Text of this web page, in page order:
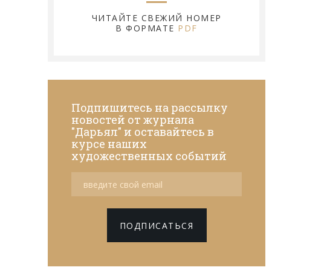
ЧИТАЙТЕ СВЕЖИЙ НОМЕР
В ФОРМАТЕ PDF
Подпишитесь на рассылку
новостей от журнала
"Дарьял" и оставайтесь в
курсе наших
художественных событий
ПОДПИСАТЬСЯ